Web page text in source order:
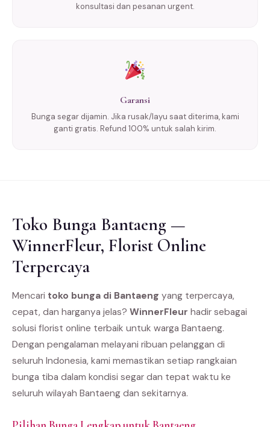
konsultasi dan pesanan urgent.
Garansi
Bunga segar dijamin. Jika rusak/layu saat diterima, kami
ganti gratis. Refund 100% untuk salah kirim.
Toko Bunga Bantaeng —
WinnerFleur, Florist Online
Terpercaya
Mencari toko bunga di Bantaeng yang terpercaya,
cepat, dan harganya jelas? WinnerFleur hadir sebagai
solusi florist online terbaik untuk warga Bantaeng.
Dengan pengalaman melayani ribuan pelanggan di
seluruh Indonesia, kami memastikan setiap rangkaian
bunga tiba dalam kondisi segar dan tepat waktu ke
seluruh wilayah Bantaeng dan sekitarnya.